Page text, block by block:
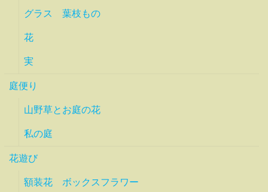
グラス 葉枝もの
花
実
庭便り
山野草とお庭の花
私の庭
花遊び
額装花 ボックスフラワー